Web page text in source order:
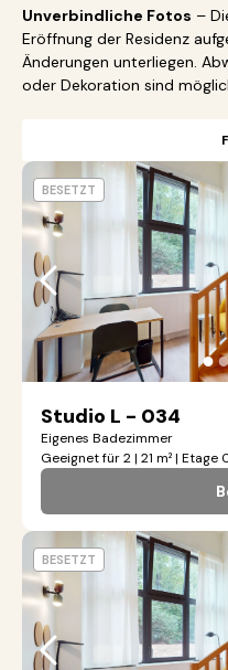
Unverbindliche Fotos –
Eröffnung der Residenz
Änderungen unterliegen.
oder Dekoration sind
●
Studio L - 034
Eigenes Badezimmer
Geeignet für 2 | 21 m² | Etage
BESETZT
BESETZT